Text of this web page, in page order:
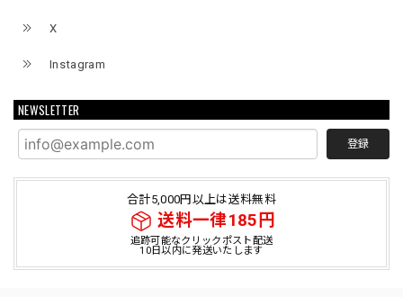
X
Instagram
NEWSLETTER
登録
合計5,000円以上は送料無料
送料一律185円
追跡可能なクリックポスト配送
10日以内に発送いたします